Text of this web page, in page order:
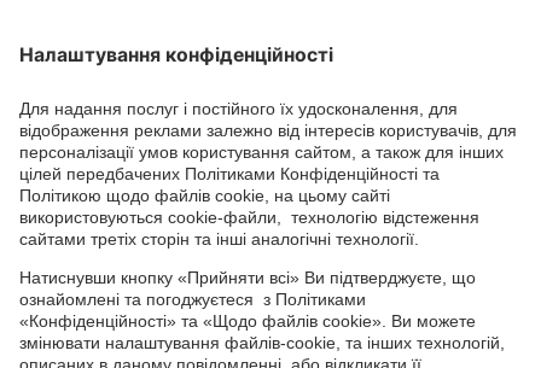
СОЦІАЛЬНІ СЕРВІСИ
Youtube
Channel
FacebookTikTok
Головний офіс: 04050, м. Київ, вул. М. Пимоненка, 13, БЦ "Форум
Ділове Містечко", офіс 4А/41; тел.: +38 044 232 44 14; e-mail:
ukraine@adama.com